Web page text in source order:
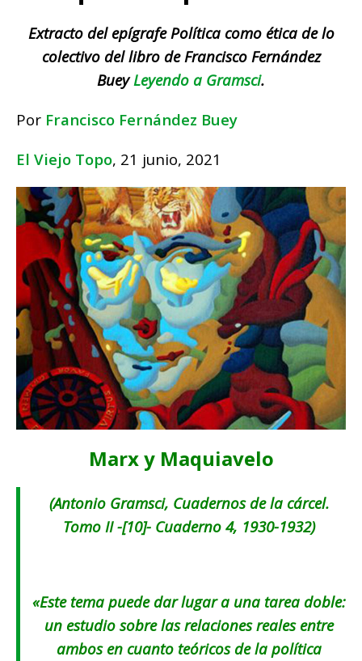
Extracto del epígrafe Política como ética de lo
colectivo del libro de Francisco Fernández
BueyLeyendo a Gramsci.
Por Francisco Fernández Buey
El Viejo Topo, 21 junio, 2021
Marx y Maquiavelo
(Antonio Gramsci, Cuadernos de la cárcel.
Tomo II -[10]- Cuaderno 4, 1930-1932)
«Este tema puede dar lugar a una tarea doble:
un estudio sobre las relaciones reales entre
ambos en cuanto teóricos de la política